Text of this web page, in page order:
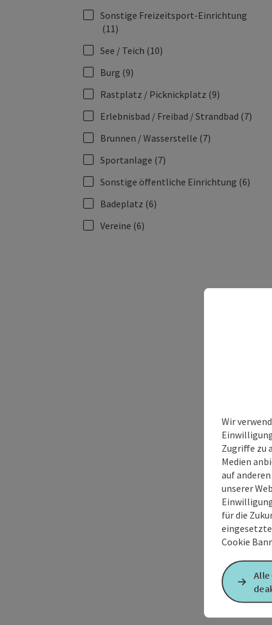
Sonstige Freizeitsport-Einrichtung
(11)
See / Teich (10)
Burg (9)
Rastplatz / Picknickplatz (9)
Erlebnisbad / Freibad / Strandbad (7)
Brunnen / Wasserstelle (7)
Sportanlage (7)
Sonstige öffentliche Einrichtung (6)
Badeplatz (6)
Vereine (6)
Wir
Zugriffe zu
Medien
auf
unserer
für die
Cookie
Alle